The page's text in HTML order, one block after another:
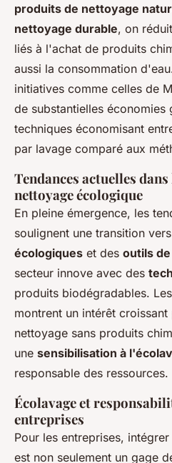
produits de nettoyage
nettoyage durable, on
liés à l'achat de produits
aussi la consommation
initiatives comme celles de
de substantielles
techniques économisant
par lavage comparé aux
Tendances actuelles
nettoyage écologique
En pleine émergence, les
soulignent une transition
écologiques et des outils
secteur innove avec des
produits biodégradables.
montrent un intérêt
nettoyage sans produits
une sensibilisation à
responsable des ressources.
Écolavage et
entreprises
Pour les entreprises,
est non seulement un gage